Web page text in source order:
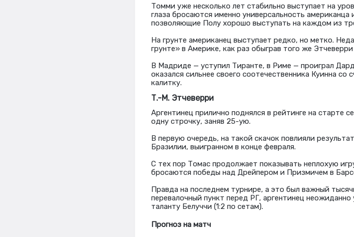
Томми уже несколько лет стабильно выступает на
глаза бросаются именно универсальность американца
позволяющие Полу хорошо выступать на каждом из
На грунте американец выступает редко, но метко.
грунте» в Америке, как раз обыграв того же
В Мадриде — уступил Тиранте, в Риме — проиграл
оказался сильнее своего соотечественника Куинна со
калитку.
Т.-М. Этчеверри
Аргентинец прилично поднялся в рейтинге на старте
одну строчку, заняв 25-ую.
В первую очередь, на такой скачок повлияли
Бразилии, выигранном в конце февраля.
С тех пор Томас продолжает показывать неплохую
бросаются победы над Дрейпером и Призмичем в
Правда на последнем турнире, а это был важный
перевалочный пункт перед РГ, аргентинец
таланту Белуччи (1:2 по сетам).
Прогноз на матч